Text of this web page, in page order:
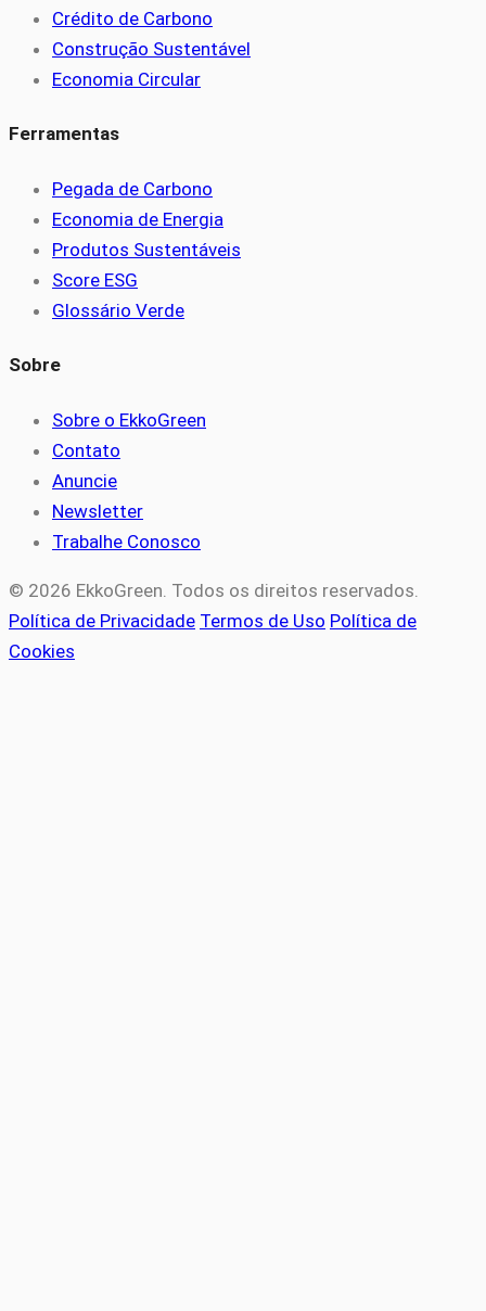
Crédito de Carbono
Construção Sustentável
Economia Circular
Ferramentas
Pegada de Carbono
Economia de Energia
Produtos Sustentáveis
Score ESG
Glossário Verde
Sobre
Sobre o EkkoGreen
Contato
Anuncie
Newsletter
Trabalhe Conosco
© 2026 EkkoGreen. Todos os direitos reservados.
Política de Privacidade Termos de Uso Política de
Cookies